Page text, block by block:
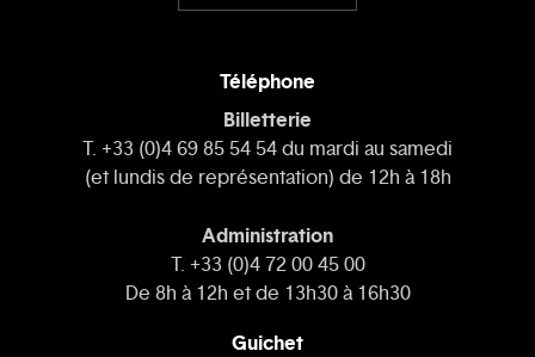
Téléphone
Billetterie
T. +33 (0)4 69 85 54 54 du mardi au samedi
(et lundis de représentation) de 12h à 18h
Administration
T. +33 (0)4 72 00 45 00
De 8h à 12h et de 13h30 à 16h30
Guichet